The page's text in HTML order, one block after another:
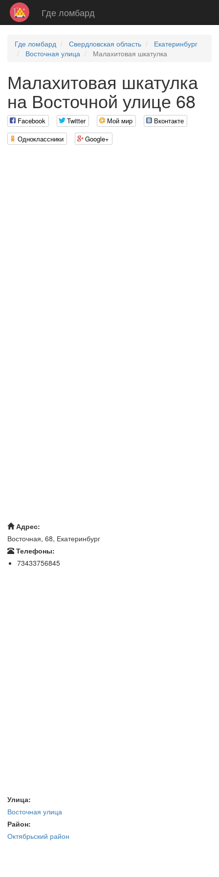
Где ломбард
Где ломбард Свердловская область
Екатеринбург
Восточная улица
Малахитовая шкатулка
Малахитовая шкатулка
на Восточной улице 68
Facebook Twitter Мой мир
Вконтакте
Одноклассники
Google+
Адрес:
Восточная, 68, Екатеринбург
Телефоны:
73433756845
Улица:
Восточная улица
Район:
Октябрьский район